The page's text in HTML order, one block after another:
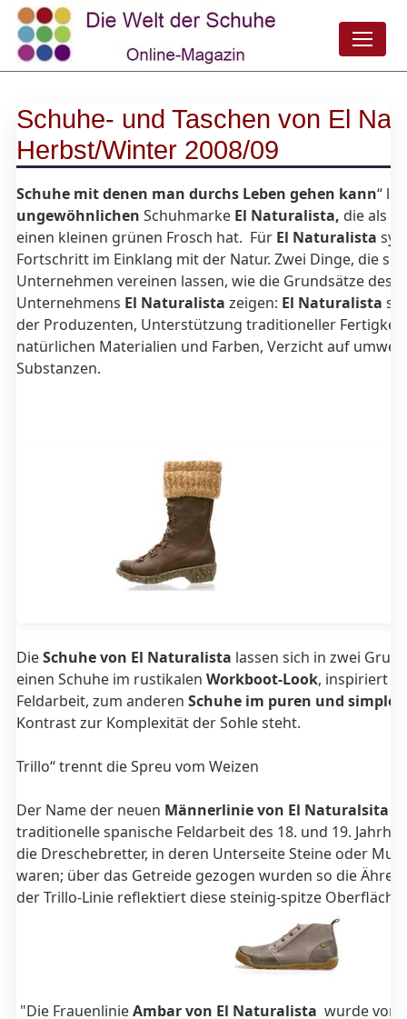
Schuhe- und Taschen von El
Herbst/Winter 2008/09
Schuhe mit denen man durchs Leben gehen kann“
ungewöhnlichen Schuhmarke El Naturalista, die als
einen kleinen grünen Frosch hat. Für El Naturalista
Fortschritt im Einklang mit der Natur. Zwei Dinge, die
Unternehmen vereinen lassen, wie die Grundsätze des
Unternehmens El Naturalista zeigen: El Naturalista
der Produzenten, Unterstützung traditioneller
natürlichen Materialien und Farben, Verzicht auf
Substanzen.
DieSchuhe von El Naturalista lassen sich in zwei
einen Schuhe im rustikalen Workboot-Look, inspiriert
Feldarbeit, zum anderen Schuhe im puren und simplen
Kontrast zur Komplexität der Sohle steht.
Trillo“ trennt die Spreu vom Weizen
Der Name der neuen Männerlinie von El Naturalsita
traditionelle spanische Feldarbeit des 18. und 19.
die Dreschebretter, in deren Unterseite Steine oder
waren; über das Getreide gezogen wurden so die
der Trillo-Linie reflektiert diese steinig-spitze
"Die FrauenlinieAmbar von El Naturalista wurde von